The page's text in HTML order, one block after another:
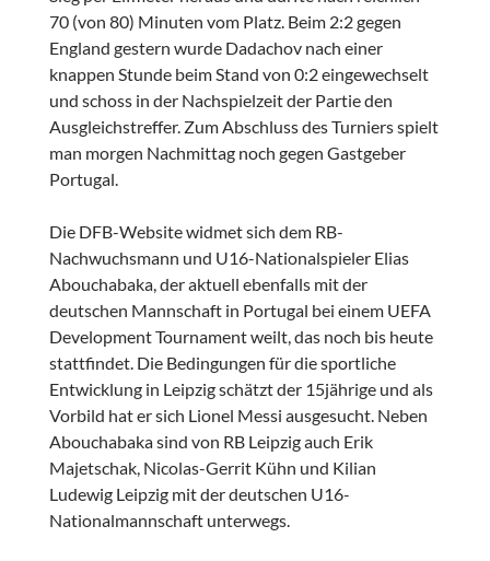
70 (von 80) Minuten vom Platz. Beim 2:2 gegen
England gestern wurde Dadachov nach einer
knappen Stunde beim Stand von 0:2 eingewechselt
und schoss in der Nachspielzeit der Partie den
Ausgleichstreffer. Zum Abschluss des Turniers spielt
man morgen Nachmittag noch gegen Gastgeber
Portugal.
Die DFB-Website widmet sich dem RB-
Nachwuchsmann und U16-Nationalspieler Elias
Abouchabaka, der aktuell ebenfalls mit der
deutschen Mannschaft in Portugal bei einem UEFA
Development Tournament weilt, das noch bis heute
stattfindet. Die Bedingungen für die sportliche
Entwicklung in Leipzig schätzt der 15jährige und als
Vorbild hat er sich Lionel Messi ausgesucht. Neben
Abouchabaka sind von RB Leipzig auch Erik
Majetschak, Nicolas-Gerrit Kühn und Kilian
Ludewig Leipzig mit der deutschen U16-
Nationalmannschaft unterwegs.